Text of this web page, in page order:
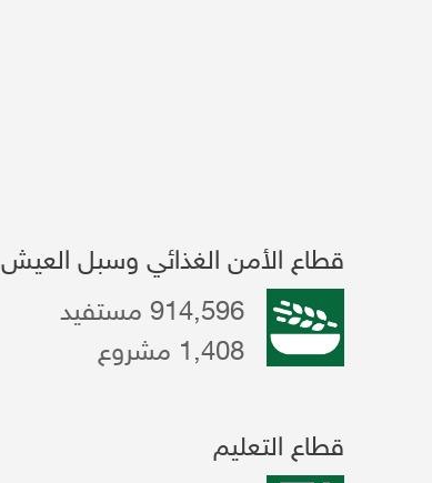
قطاع الأمن الغذائي وسبل العيش
914,596 مستفيد
1,408 مشروع
قطاع التعليم